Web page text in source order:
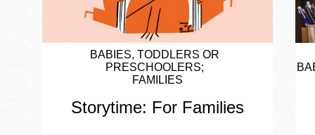
BABIES, TODDLERS OR
PRESCHOOLERS
FAMILIES
Storytime: For Families